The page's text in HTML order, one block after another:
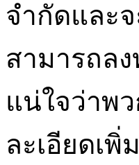
จำกัดและ
สามารถล
แน่ใจว่าพว
ละเอียดเพิ่